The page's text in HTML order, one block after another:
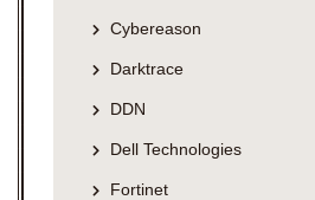
Cybereason
Darktrace
DDN
Dell Technologies
Fortinet